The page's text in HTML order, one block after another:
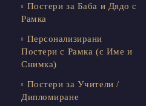
Постери за Баба и Дядо с
Рамка
Персонализирани
Постери с Рамка (с Име и
Снимка)
Постери за Учители /
Дипломиране